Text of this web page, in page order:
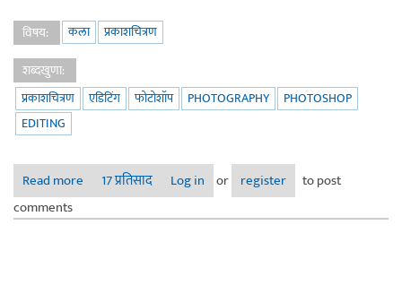
विषय: कला
प्रकाशचित्रण
शब्दखुणा:
प्रकाशचित्रण
एडिटिंग फोटोशॉप PHOTOGRAPHY
PHOTOSHOP
EDITING
Read more about चला फोटो काढूया : पोस्ट प्रोसेसिंग/एडिटिंग
17 प्रतिसाद Log in or register
to post
comments